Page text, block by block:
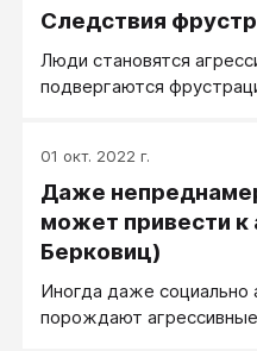
Следствия
Люди становятся
подвергаются
01 окт. 2022 г.
Даже
может привести к
Берковиц)
Иногда даже социально
порождают